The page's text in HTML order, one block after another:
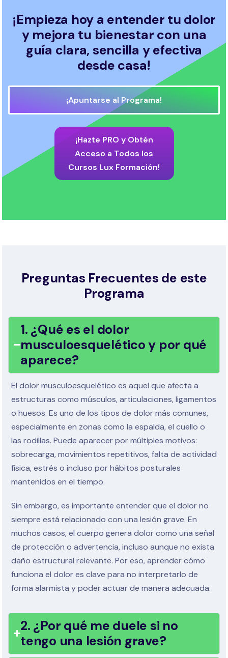
¡Empieza hoy a entender tu dolor
y mejora tu bienestar con una
guía clara, sencilla y efectiva
desde casa!
¡Apuntarse al Programa!
¡Hazte PRO y Obtén
Acceso a Todos los
Cursos Lux Formación!
Preguntas Frecuentes de este
Programa
1. ¿Qué es el dolor
musculoesquelético y por qué
aparece?
El dolor musculoesquelético es aquel que afecta a
estructuras como músculos, articulaciones, ligamentos
o huesos. Es uno de los tipos de dolor más comunes,
especialmente en zonas como la espalda, el cuello o
las rodillas. Puede aparecer por múltiples motivos:
sobrecarga, movimientos repetitivos, falta de actividad
física, estrés o incluso por hábitos posturales
mantenidos en el tiempo.
Sin embargo, es importante entender que el dolor no
siempre está relacionado con una lesión grave. En
muchos casos, el cuerpo genera dolor como una señal
de protección o advertencia, incluso aunque no exista
daño estructural relevante. Por eso, aprender cómo
funciona el dolor es clave para no interpretarlo de
forma alarmista y poder actuar de manera adecuada.
2. ¿Por qué me duele si no
tengo una lesión grave?